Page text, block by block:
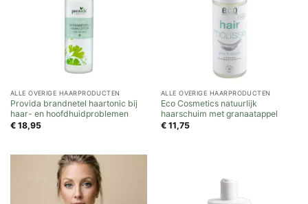
ALLE OVERIGE HAARPRODUCTEN
Provida brandnetel haartonic bij
haar- en hoofdhuidproblemen
€18,95
ALLE OVERIGE HAARPRODUCTEN
Eco Cosmetics natuurlijk
haarschuim met granaatappel
€11,75